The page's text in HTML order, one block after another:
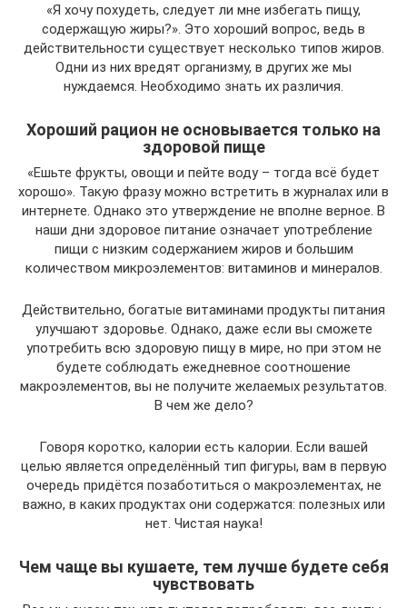
«Я хочу похудеть, следует ли мне избегать пищу,
содержащую жиры?». Это хороший вопрос, ведь в
действительности существует несколько типов жиров.
Одни из них вредят организму, в других же мы
нуждаемся. Необходимо знать их различия.
Хороший рацион не основывается только на
здоровой пище
«Ешьте фрукты, овощи и пейте воду – тогда всё будет
хорошо». Такую фразу можно встретить в журналах или в
интернете. Однако это утверждение не вполне верное. В
наши дни здоровое питание означает употребление
пищи с низким содержанием жиров и большим
количеством микроэлементов: витаминов и минералов.
Действительно, богатые витаминами продукты питания
улучшают здоровье. Однако, даже если вы сможете
употребить всю здоровую пищу в мире, но при этом не
будете соблюдать ежедневное соотношение
макроэлементов, вы не получите желаемых результатов.
В чем же дело?
Говоря коротко, калории есть калории. Если вашей
целью является определённый тип фигуры, вам в первую
очередь придётся позаботиться о макроэлементах, не
важно, в каких продуктах они содержатся: полезных или
нет. Чистая наука!
Чем чаще вы кушаете, тем лучше будете себя
чувствовать